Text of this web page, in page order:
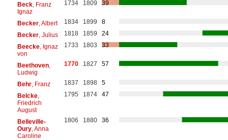
Beck, Franz
Ignaz
1734 1809 39
Becker, Albert 1834 1899
8
Becker, Julius 1818 1859
24
Beecke, Ignaz
von
1733 1803 33
Beethoven,
Ludwig
1770 1827 57
Behr, Franz 1837 1898
5
Belcke,
Friedrich
August
1795 1874 47
Belleville-
Oury, Anna
Caroline
1806 1880 36